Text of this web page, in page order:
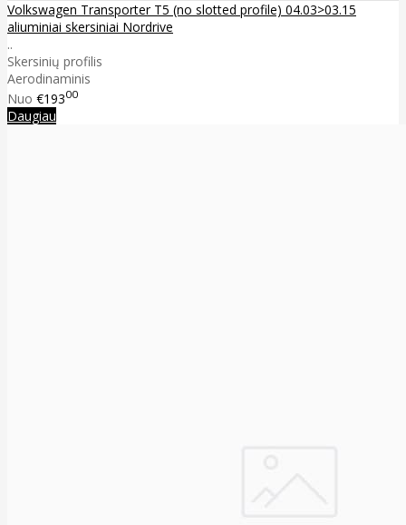
Volkswagen Transporter T5 (no slotted profile) 04.03>03.15
aliuminiai skersiniai Nordrive
..
Skersinių profilis
Aerodinaminis
Nuo €19300
Daugiau